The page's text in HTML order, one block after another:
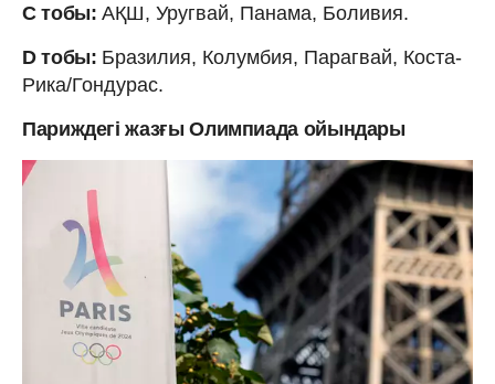
C тобы:АҚШ, Уругвай, Панама, Боливия.
D тобы: Бразилия, Колумбия, Парагвай, Коста-
Рика/Гондурас.
Париждегі жазғы Олимпиада ойындары